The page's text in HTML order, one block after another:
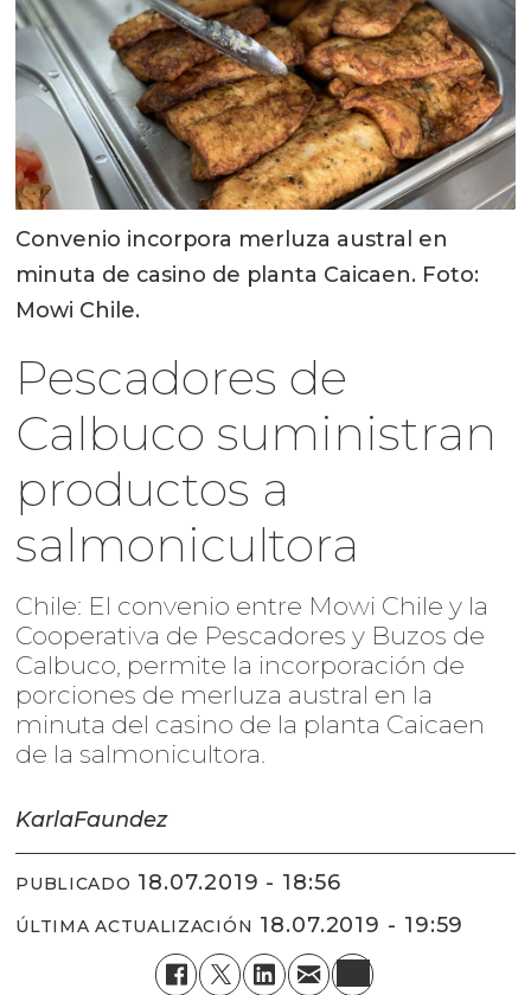
Convenio incorpora merluza austral en
minuta de casino de planta Caicaen. Foto:
Mowi Chile.
Pescadores de
Calbuco suministran
productos a
salmonicultora
Chile: El convenio entre Mowi Chile y la
Cooperativa de Pescadores y Buzos de
Calbuco, permite la incorporación de
porciones de merluza austral en la
minuta del casino de la planta Caicaen
de la salmonicultora.
KarlaFaundez
PUBLICADO 18.07.2019 - 18:56
ÚLTIMA ACTUALIZACIÓN 18.07.2019 - 19:59